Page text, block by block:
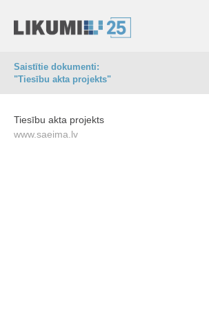
Saistītie dokumenti:
"Tiesību akta projekts"
Tiesību akta projekts
www.saeima.lv